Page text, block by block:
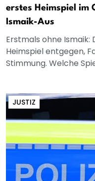
erstes Heimspiel im
Ismaik-Aus
Erstmals ohne Ismaik:
Heimspiel entgegen,
Stimmung. Welche
JUSTIZ